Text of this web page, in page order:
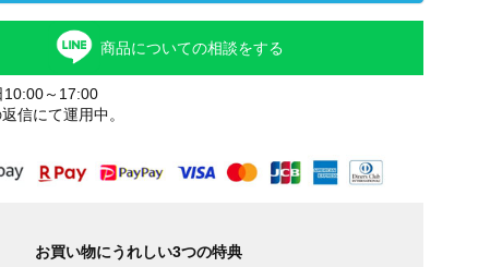
商品についての相談をする
10:00～17:00
信にて運用中。
お買い物にうれしい3つの特典